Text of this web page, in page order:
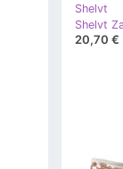
Shelvt
20,70 €